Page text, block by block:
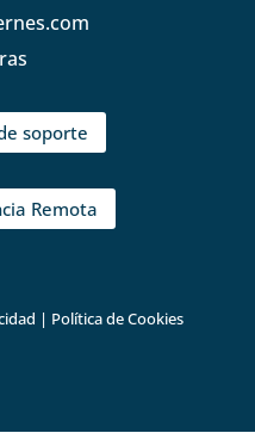
soporte
Remota
| Política de Cookies